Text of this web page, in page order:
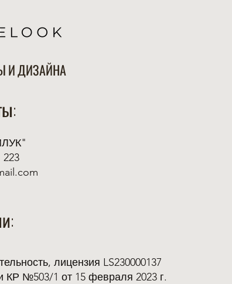
И ДИЗАЙНА
223
лицензия LS230000137
КР №503/1 от 15 февраля 2023 г.